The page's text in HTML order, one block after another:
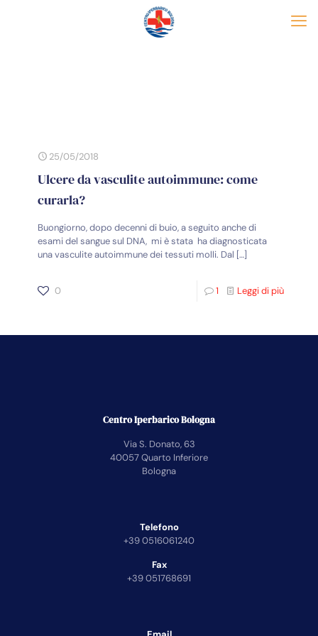
25/05/2018
Ulcere da vasculite autoimmune: come
curarla?
Buongiorno, dopo decenni di buio, a seguito anche di
esami del sangue sul DNA, mi è stata ha diagnosticata
una vasculite autoimmune dei tessuti molli. Dal […]
0 1 Leggi di più
Centro Iperbarico Bologna
Via S. Donato, 63
40057 Quarto Inferiore
Bologna
Telefono
+39 0516061240
Fax
+39 051768691